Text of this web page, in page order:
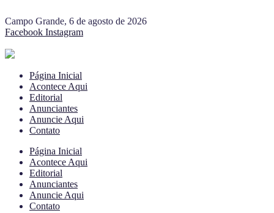
Campo Grande, 6 de agosto de 2026
Facebook Instagram
Página Inicial
Acontece Aqui
Editorial
Anunciantes
Anuncie Aqui
Contato
Página Inicial
Acontece Aqui
Editorial
Anunciantes
Anuncie Aqui
Contato